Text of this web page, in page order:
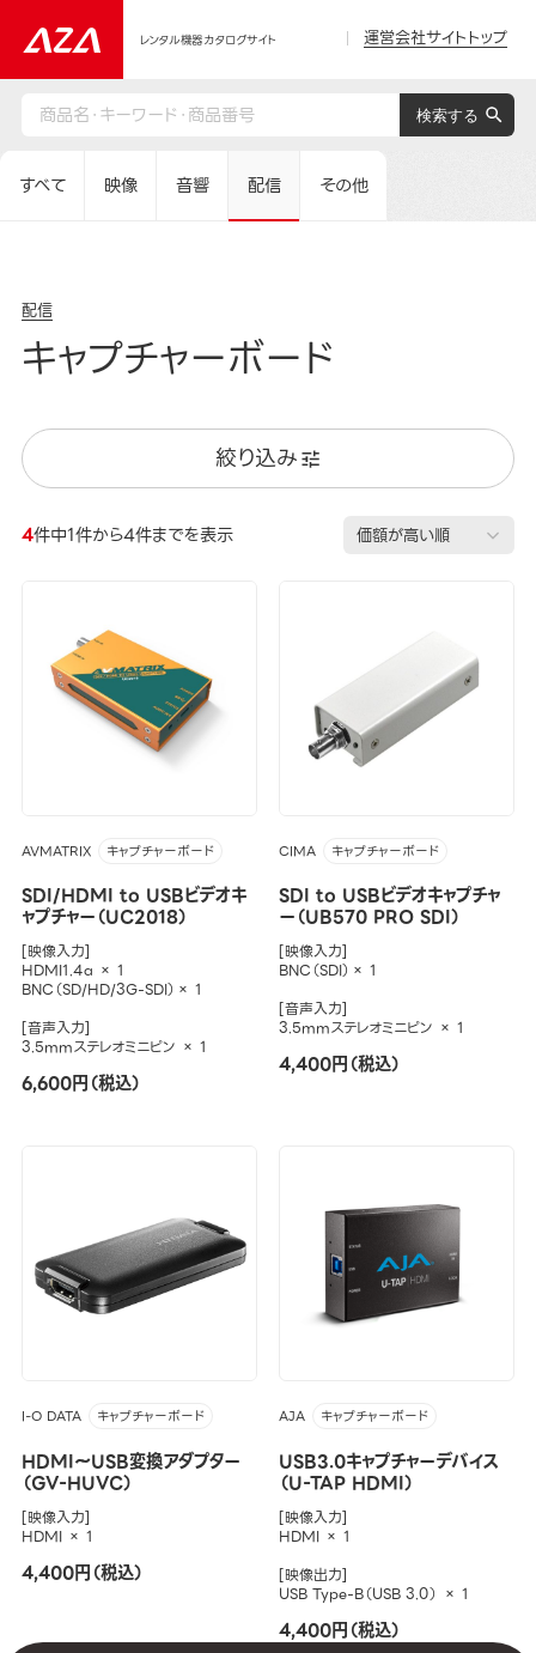
レンタル機器カタログサイト 運営会社サイトトップ
すべて 映像 音響 配信 その他
配信
キャプチャーボード
絞り込み
4件中1件から4件までを表示
AVMATRIX キャプチャーボード
SDI/HDMI to USBビデオキ
ャプチャー（UC2018）
[映像入力]
HDMI1.4a × 1
BNC（SD/HD/3G-SDI）× 1
[音声入力]
3.5mmステレオミニピン × 1
6,600円（税込）
CIMA キャプチャーボード
SDI to USBビデオキャプチャ
ー（UB570 PRO SDI）
[映像入力]
BNC（SDI）× 1
[音声入力]
3.5mmステレオミニピン × 1
4,400円（税込）
I-O DATA キャプチャーボード
HDMI～USB変換アダプター
（GV-HUVC）
[映像入力]
HDMI × 1
4,400円（税込）
AJA キャプチャーボード
USB3.0キャプチャーデバイス
（U-TAP HDMI）
[映像入力]
HDMI × 1
[映像出力]
USB Type-B（USB 3.0） × 1
4,400円（税込）